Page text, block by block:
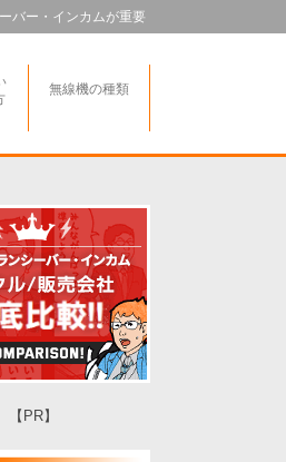
無線機の種類
バー・インカムが重要
【PR】